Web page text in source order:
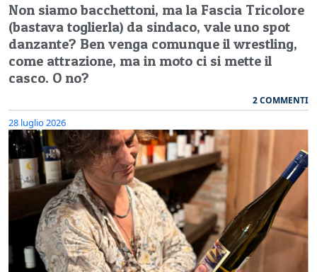
Non siamo bacchettoni, ma la Fascia Tricolore
(bastava toglierla) da sindaco, vale uno spot
danzante? Ben venga comunque il wrestling,
come attrazione, ma in moto ci si mette il
casco. O no?
2 COMMENTI
28 luglio 2026